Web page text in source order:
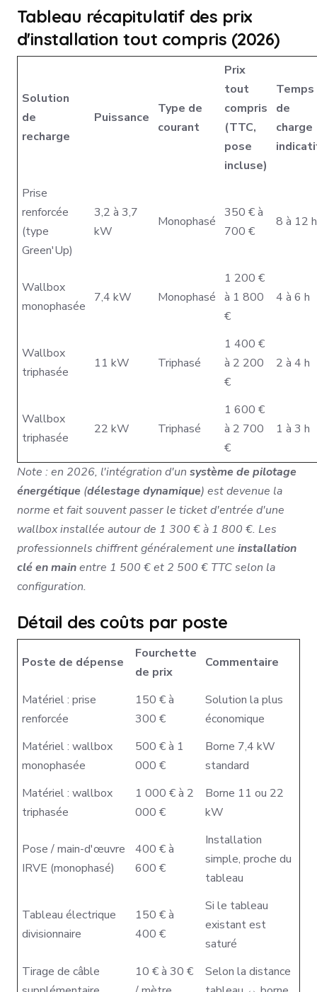
Tableau récapitulatif des prix
d'installation tout compris (2026)
Solution
de
recharge
Puissance
Type de
courant
Prix
tout
compris
(TTC,
pose
incluse)
Temps
de
charge
Prise
renforcée
(type
Green'Up)
3,2 à 3,7
kW
Monophasé
350 € à
700 €
8 à 12 h
Wallbox
monophasée
7,4 kW Monophasé
1 200 €
à 1 800
€
4 à 6 h
Wallbox
triphasée
11 kW Triphasé
1 400 €
à 2 200
€
2 à 4 h
Wallbox
triphasée
22 kW Triphasé
1 600 €
à 2 700
€
1 à 3 h
Note : en 2026, l'intégration d'un système de pilotage
énergétique (délestage dynamique) est devenue la
norme et fait souvent passer le ticket d'entrée d'une
wallbox installée autour de 1 300 € à 1 800 €. Les
professionnels chiffrent généralement une installation
clé en mainentre 1 500 € et 2 500 € TTC selon la
configuration.
Détail des coûts par poste
Poste de dépense
Fourchette
de prix
Commentaire
Matériel : prise
renforcée
150 € à
300 €
Solution la plus
économique
Matériel : wallbox
monophasée
500 € à 1
000 €
Borne 7,4 kW
standard
Matériel : wallbox
triphasée
1 000 € à 2
000 €
Borne 11 ou 22
kW
Pose / main-d'œuvre
IRVE (monophasé)
400 € à
600 €
Installation
simple, proche du
tableau
Tableau électrique
divisionnaire
150 € à
400 €
Si le tableau
existant est
saturé
Tirage de câble
10 € à 30 €
Selon la distance